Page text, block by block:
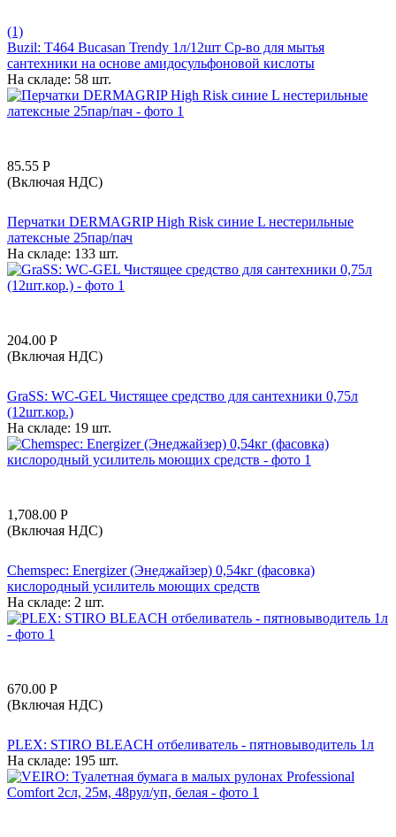
(1)
Buzil: T464 Bucasan Trendy 1л/12шт Ср-во для мытья
сантехники на основе амидосульфоновой кислоты
На складе: 58 шт.
85.55 Р
(Включая НДС)
Перчатки DERMAGRIP High Risk синие L нестерильные
латексные 25пар/пач
На складе: 133 шт.
204.00 Р
(Включая НДС)
GraSS: WC-GEL Чистящее средство для сантехники 0,75л
(12шт.кор.)
На складе: 19 шт.
1,708.00 Р
(Включая НДС)
Chemspec: Energizer (Энеджайзер) 0,54кг (фасовка)
кислородный усилитель моющих средств
На складе: 2 шт.
670.00 Р
(Включая НДС)
PLEX: STIRO BLEACH отбеливатель - пятновыводитель 1л
На складе: 195 шт.